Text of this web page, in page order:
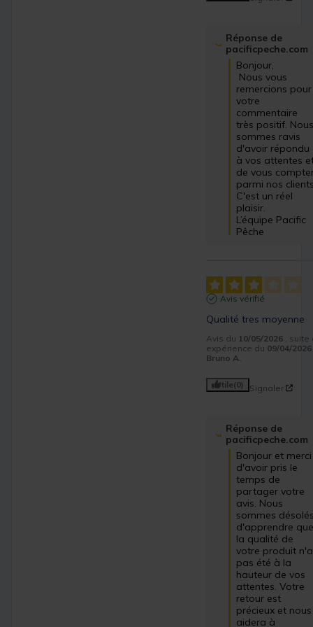
Réponse de
pacificpeche.com
Bonjour,
remercions pour
votre
commentaire
très positif.
sommes ravis
d'avoir répondu
à vos attentes
de vous
parmi nos
C'est un réel
plaisir.
L’équipe Pacific
Pêche
Avis vérifié
Qualité tres moyenne
Avis du 10/05/2026
,
expérience du 09/04/2026
Bruno A.
Utile(0) Signaler
Réponse de
pacificpeche.com
Bonjour et merci
d'avoir pris le
temps de
partager votre
avis. Nous
sommes
d'apprendre
la qualité de
votre produit n'a
pas été à la
hauteur de vos
attentes. Votre
retour est
précieux et nous
aidera à